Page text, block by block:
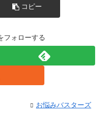
コピー
フォローする
お悩みバスターズ